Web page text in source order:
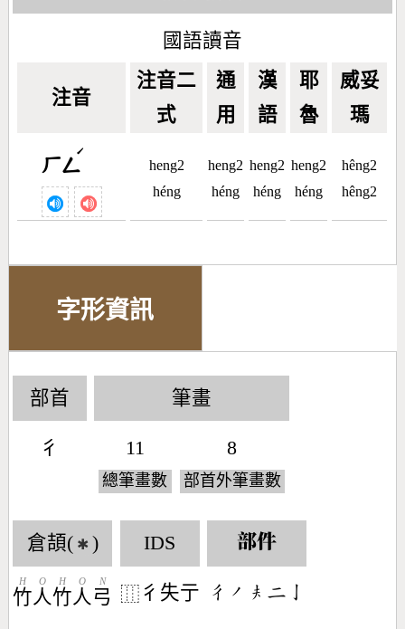
國語讀音
注音
注音二
式
通
用
漢
語
耶
魯
威妥
瑪
ㄏㄥ
ˊ
heng2
héng
heng2
héng
heng2
héng
heng2
héng
hêng2
hêng2
字形資訊
部首
彳
筆畫
11
總筆畫數
8
部首外筆畫數
倉頡( ✱ )
竹
H
人
O
竹
H
人
O
弓
N
IDS
⿲ 彳失亍
部件
󶁾󶀄󶂰󶀒󶀉